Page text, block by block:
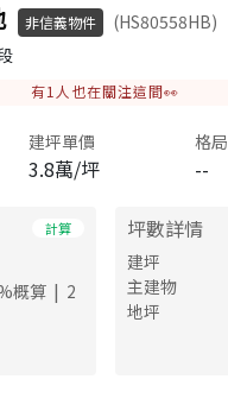
非信義物件
(HS80558HB)
有1 人也在關注這間👀
建坪單價
3.8萬/坪
格局
--
計算
概算 | 2
坪數詳情
建坪
主建物
地坪